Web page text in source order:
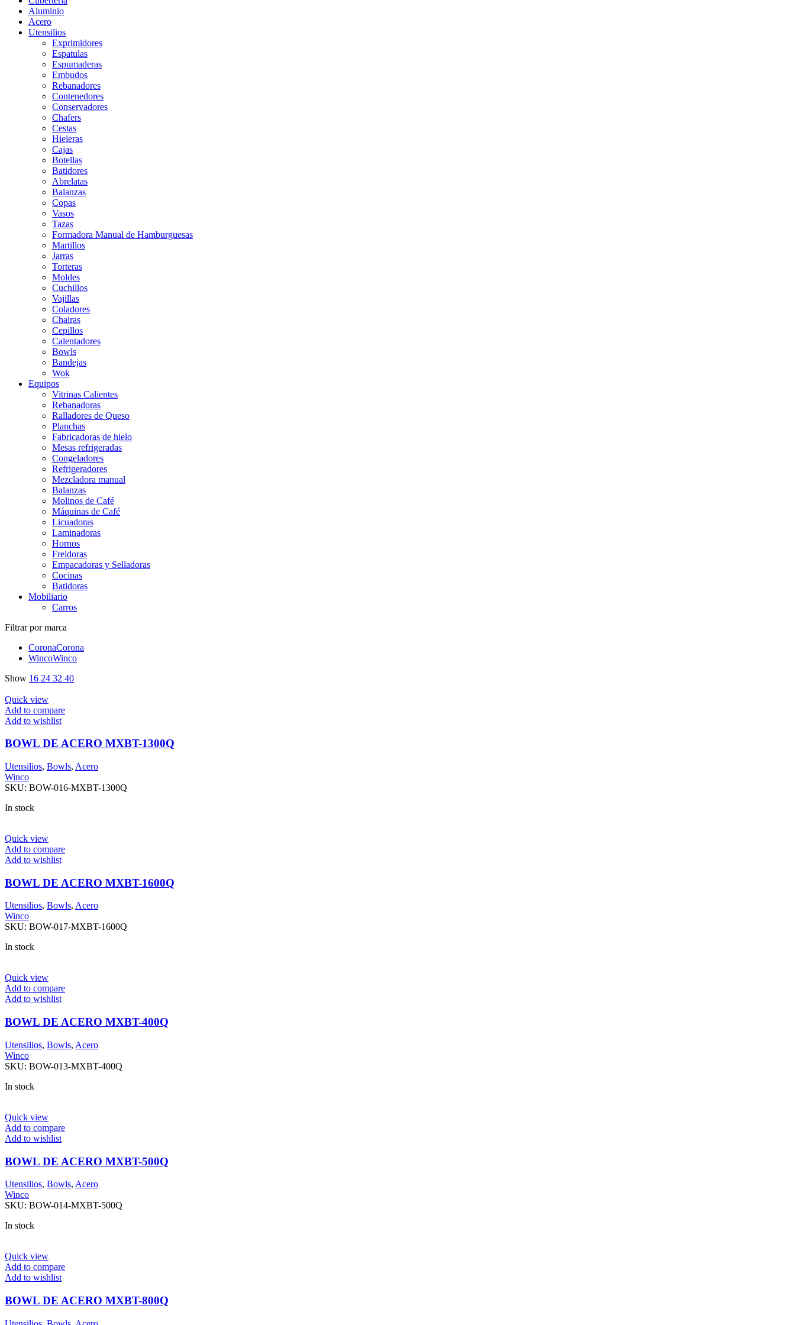
Aluminio
Acero
Utensilios
Exprimidores
Espatulas
Espumaderas
Embudos
Rebanadores
Contenedores
Conservadores
Chafers
Cestas
Hieleras
Cajas
Botellas
Batidores
Abrelatas
Balanzas
Copas
Vasos
Tazas
Formadora Manual de Hamburguesas
Martillos
Jarras
Torteras
Moldes
Cuchillos
Vajillas
Coladores
Chairas
Cepillos
Calentadores
Bowls
Bandejas
Wok
Equipos
Vitrinas Calientes
Rebanadoras
Ralladores de Queso
Planchas
Fabricadoras de hielo
Mesas refrigeradas
Congeladores
Refrigeradores
Mezcladora manual
Balanzas
Molinos de Café
Máquinas de Café
Licuadoras
Laminadoras
Hornos
Freidoras
Empacadoras y Selladoras
Cocinas
Batidoras
Mobiliario
Carros
Filtrar por marca
CoronaCorona
WincoWinco
Show 16 24 32 40
Quick view
Add to compare
Add to wishlist
BOWL DE ACERO MXBT-1300Q
Utensilios, Bowls, Acero
Winco
SKU: BOW-016-MXBT-1300Q
In stock
Quick view
Add to compare
Add to wishlist
BOWL DE ACERO MXBT-1600Q
Utensilios, Bowls, Acero
Winco
SKU: BOW-017-MXBT-1600Q
In stock
Quick view
Add to compare
Add to wishlist
BOWL DE ACERO MXBT-400Q
Utensilios, Bowls, Acero
Winco
SKU: BOW-013-MXBT-400Q
In stock
Quick view
Add to compare
Add to wishlist
BOWL DE ACERO MXBT-500Q
Utensilios, Bowls, Acero
Winco
SKU: BOW-014-MXBT-500Q
In stock
Quick view
Add to compare
Add to wishlist
BOWL DE ACERO MXBT-800Q